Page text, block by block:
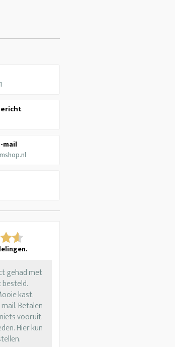
mail
gehad met
besteld.
kast.
Betalen
vooruit.
Hier kun